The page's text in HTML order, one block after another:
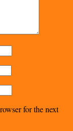
for the next